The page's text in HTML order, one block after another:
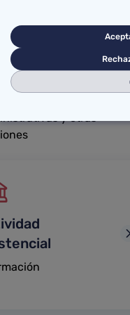
y servicios
y otras